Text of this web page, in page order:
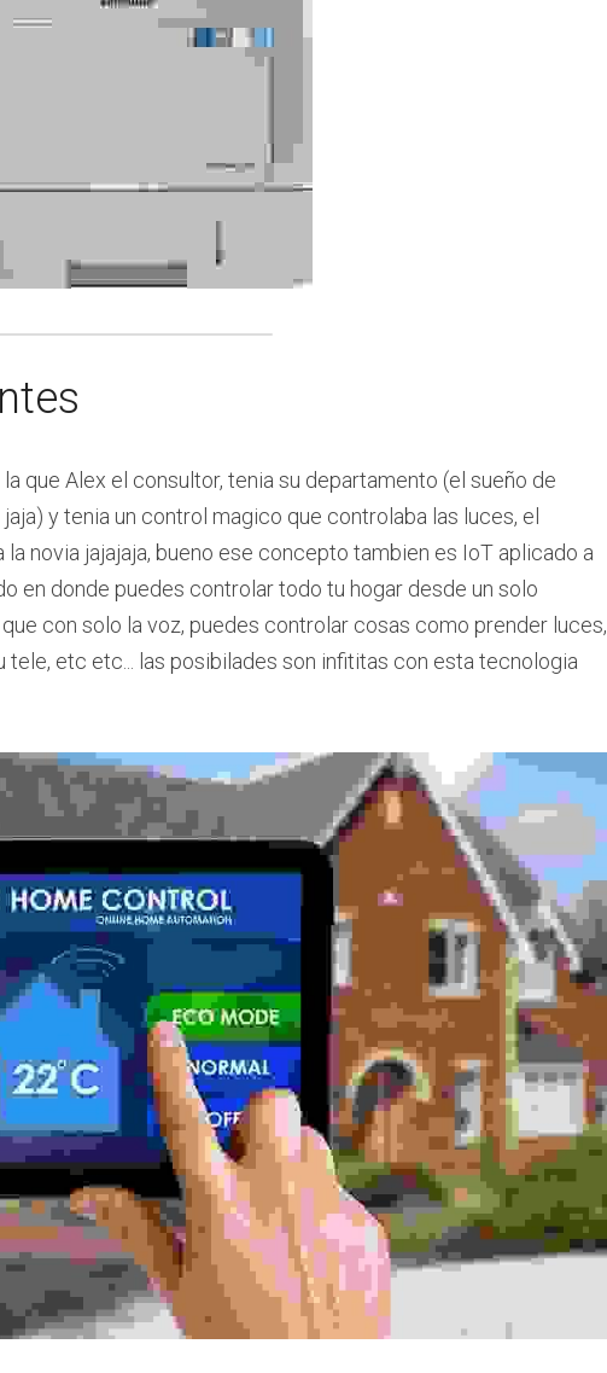
que Alex el consultor, tenia su departamento (el sueño de
y tenia un control magico que controlaba las luces, el
novia jajajaja, bueno ese concepto tambien es IoT aplicado a
en donde puedes controlar todo tu hogar desde un solo
con solo la voz, puedes controlar cosas como prender luces,
tele, etc etc... las posibilades son infititas con esta tecnologia